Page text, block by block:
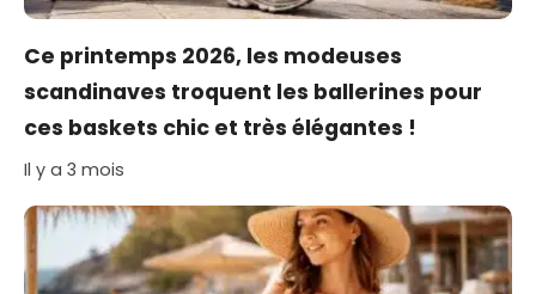
Ce printemps 2026, les modeuses
scandinaves troquent les ballerines pour
ces baskets chic et très élégantes !
Il y a 3 mois